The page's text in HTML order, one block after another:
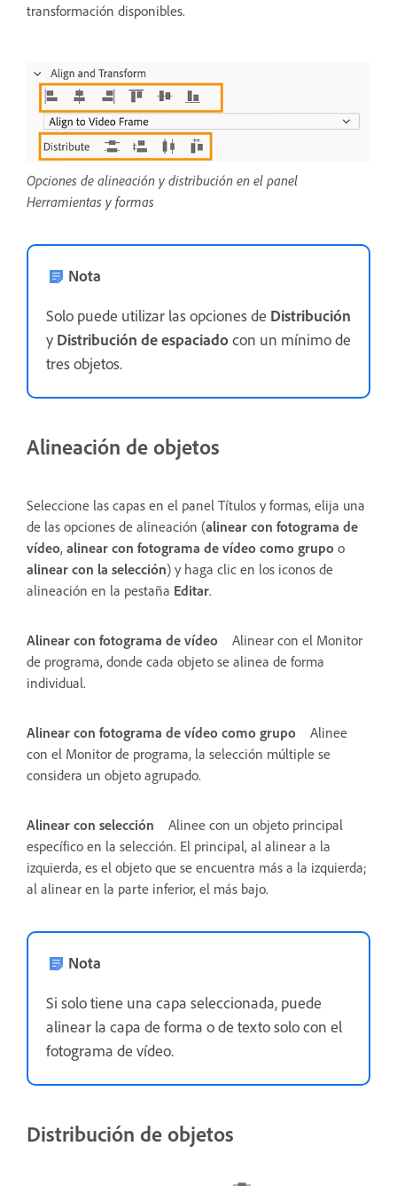
transformación disponibles.
Opciones de alineación y distribución en el panel
Herramientas y formas
Nota
Solo puede utilizar las opciones de Distribución
y Distribución de espaciadocon un mínimo de
tres objetos.
Alineación de objetos
Seleccione las capas en el panel Títulos y formas, elija una
de las opciones de alineación (alinear con fotograma de
vídeo, alinear con fotograma de vídeo como grupo o
alinear con la selección) y haga clic en los iconos de
alineación en la pestaña Editar.
Alinear con fotograma de vídeo
Alinear con el Monitor
de programa, donde cada objeto se alinea de forma
individual.
Alinear con fotograma de vídeo como grupo
Alinee
con el Monitor de programa, la selección múltiple se
considera un objeto agrupado.
Alinear con selección
Alinee con un objeto principal
específico en la selección. El principal, al alinear a la
izquierda, es el objeto que se encuentra más a la izquierda;
al alinear en la parte inferior, el más bajo.
Nota
Si solo tiene una capa seleccionada, puede
alinear la capa de forma o de texto solo con el
fotograma de vídeo.
Distribución de objetos